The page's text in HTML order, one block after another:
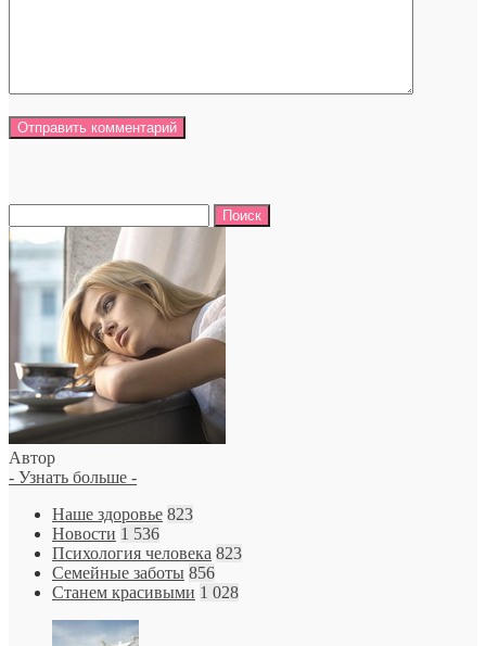
Автор
- Узнать больше -
Наше здоровье 823
Новости 1 536
Психология человека 823
Семейные заботы 856
Станем красивыми 1 028